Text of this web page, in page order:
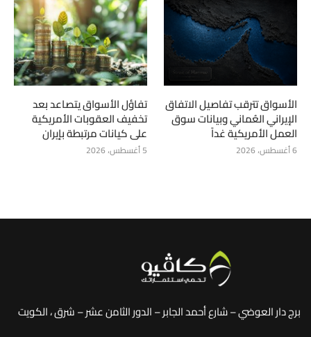
الأسواق تترقب تفاصيل الاتفاق
الإيراني العُماني وبيانات سوق
العمل الأمريكية غداً
6 أغسطس، 2026
تفاؤل الأسواق يتصاعد بعد
تخفيف العقوبات الأمريكية
على كيانات مرتبطة بإيران
5 أغسطس، 2026
برج دار العوضي – شارع أحمد الجابر – الدور الثامن عشر – شرق ، الكويت